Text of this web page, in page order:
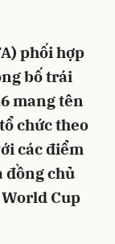
phối hợp
bố trái
mang tên
chức theo
các điểm
đồng chủ
Cup